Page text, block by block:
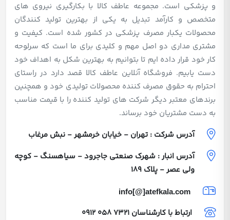
و پزشکی است. مجموعه عاطف کالا با بکارگیری نیروی های
متخصص و کارآمد تبدیل به یکی از بهترین تولید کنندگان
محصولات یکبار مصرف پزشکی در کشور شده است. کیفیت و
مشتری مداری دو اصل مهم و کلیدی برای ما است که سرلوحه
کار خود قرار داده ایم تا بتوانیم به بهترین شکل به اهداف خود
دست یابیم. فروشگاه آنلاین عاطف کالا قصد دارد در راستای
احترام به حقوق مصرف کننده محصولات تولیدی خود و همچنین
برندهای معتبر دیگر شرکت های تولید کننده را با قیمت مناسب
به دست مشتریان خود برساند.
آدرس شرکت : تهران - خیابان خرمشهر - نبش مرغاب
آدرس انبار : شهرک صنعتی جاجرود - سیاهسنگ - کوچه
ولی عصر - پلاک 189
info[@]atefkala.com
ارتباط با کارشناسان 0912 058 7321